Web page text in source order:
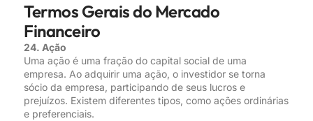
Termos Gerais do Mercado
Financeiro
24. Ação
Uma ação é uma fração do capital social de uma
empresa. Ao adquirir uma ação, o investidor se torna
sócio da empresa, participando de seus lucros e
prejuízos. Existem diferentes tipos, como ações ordinárias
e preferenciais.